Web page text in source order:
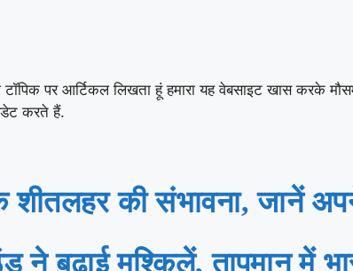
पर आर्टिकल लिखता हूं हमारा यह वेबसाइट खास करके
करते हैं.
शीतलहर की संभावना, जानें
बढ़ाई मुश्किलें, तापमान में